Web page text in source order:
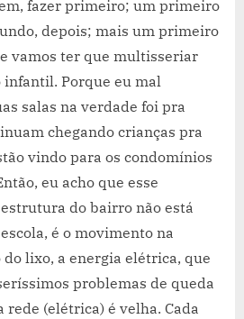
fazer primeiro; um primeiro
depois; mais um primeiro
vamos ter que multisseriar
infantil. Porque eu mal
salas na verdade foi pra
chegando crianças pra
vindo para os condomínios
eu acho que esse
do bairro não está
é o movimento na
do lixo, a energia elétrica, que
problemas de queda
rede (elétrica) é velha. Cada